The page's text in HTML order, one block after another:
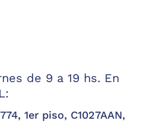
de 9 a 19 hs. En
1er piso, C1027AAN,